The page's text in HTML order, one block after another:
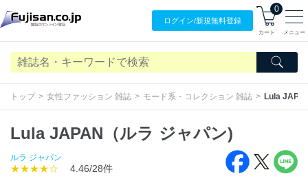
ログイン/新規無料登録
0
カート メニュー
トップ 女性ファッション 雑誌 モード系・コレクション 雑誌 Lula
Lula JAPAN（ルラ ジャパン)
ルラ ジャパン
★★★★☆ 4.46/28件